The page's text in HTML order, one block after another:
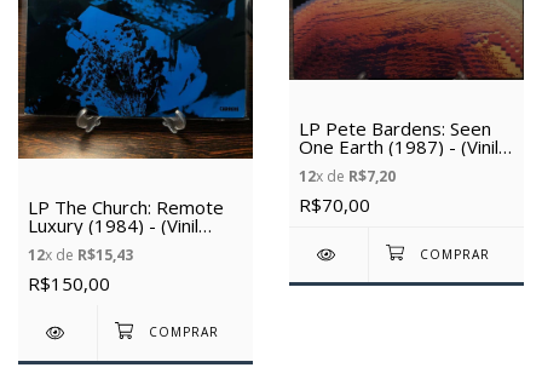
LP The Church: Remote
Luxury (1984) - (Vinil
usado)
12x de R$15,43
R$150,00
LP Pete Bardens: Seen
One Earth (1987) - (Vinil
Usado)
12x de R$7,20
R$70,00